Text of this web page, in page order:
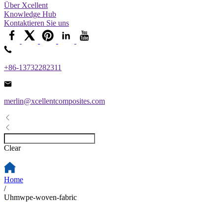
Über Xcellent
Knowledge Hub
Kontaktieren Sie uns
+86-13732282311
merlin@xcellentcomposites.com
Clear
Home
/
Uhmwpe-woven-fabric